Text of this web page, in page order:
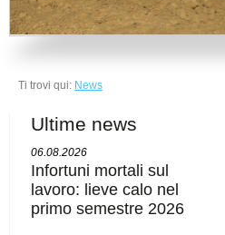
Ti trovi qui: News
Ultime news
06.08.2026
Infortuni mortali sul
lavoro: lieve calo nel
primo semestre 2026